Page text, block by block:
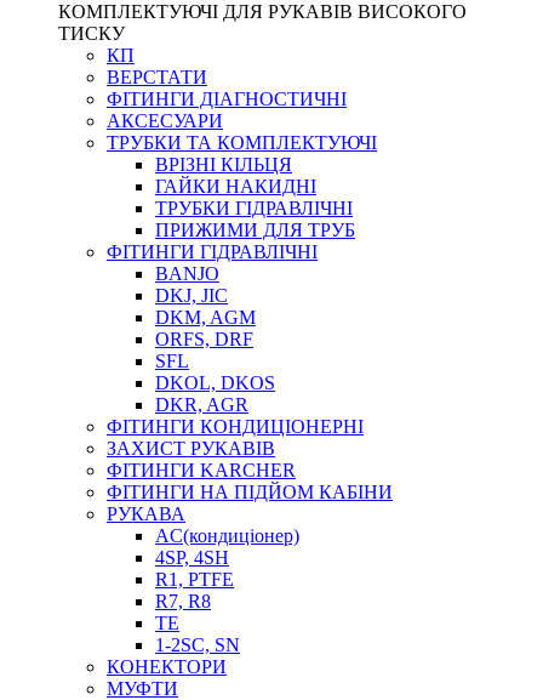
КОМПЛЕКТУЮЧІ ДЛЯ РУКАВІВ ВИСОКОГО
ТИСКУ
КП
ВЕРСТАТИ
ФІТИНГИ ДІАГНОСТИЧНІ
АКСЕСУАРИ
ТРУБКИ ТА КОМПЛЕКТУЮЧІ
ВРІЗНІ КІЛЬЦЯ
ГАЙКИ НАКИДНІ
ТРУБКИ ГІДРАВЛІЧНІ
ПРИЖИМИ ДЛЯ ТРУБ
ФІТИНГИ ГІДРАВЛІЧНІ
BANJO
DKJ, JIC
DKM, AGM
ORFS, DRF
SFL
DKOL, DKOS
DKR, AGR
ФІТИНГИ КОНДИЦІОНЕРНІ
ЗАХИСТ РУКАВІВ
ФІТИНГИ KARCHER
ФІТИНГИ НА ПІДЙОМ КАБІНИ
РУКАВА
AC(кондиціонер)
4SP, 4SH
R1, PTFE
R7, R8
TE
1-2SC, SN
КОНЕКТОРИ
МУФТИ